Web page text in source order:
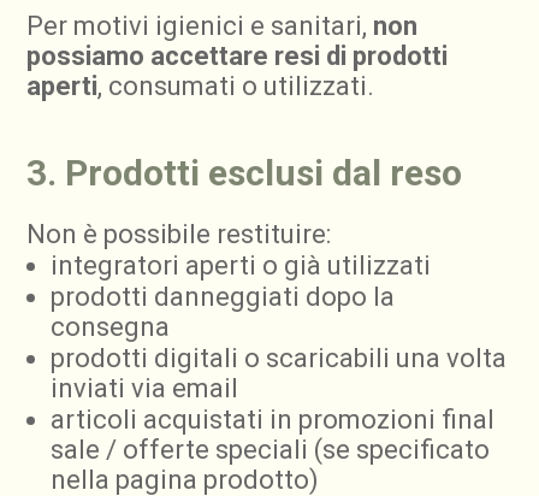
Per motivi igienici e sanitari, non
possiamo accettare resi di prodotti
aperti, consumati o utilizzati.
3. Prodotti esclusi dal reso
Non è possibile restituire:
integratori aperti o già utilizzati
prodotti danneggiati dopo la
consegna
prodotti digitali o scaricabili una volta
inviati via email
articoli acquistati in promozioni final
sale / offerte speciali (se specificato
nella pagina prodotto)